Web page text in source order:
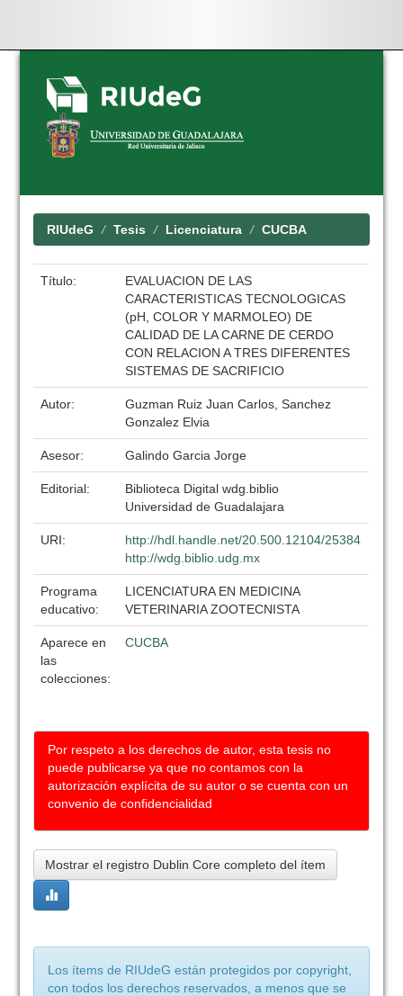
Skip
navigation
RIUdeG Tesis Licenciatura CUCBA
Título:
EVALUACION DE LAS
CARACTERISTICAS TECNOLOGICAS
(pH, COLOR Y MARMOLEO) DE
CALIDAD DE LA CARNE DE CERDO
CON RELACION A TRES DIFERENTES
SISTEMAS DE SACRIFICIO
Autor:
Guzman Ruiz Juan Carlos, Sanchez
Gonzalez Elvia
Asesor: Galindo Garcia Jorge
Editorial:
Biblioteca Digital wdg.biblio
Universidad de Guadalajara
URI:
http://hdl.handle.net/20.500.12104/25384
http://wdg.biblio.udg.mx
Programa
educativo:
LICENCIATURA EN MEDICINA
VETERINARIA ZOOTECNISTA
Aparece en
las
colecciones:
CUCBA
Por respeto a los derechos de autor, esta tesis no
puede publicarse ya que no contamos con la
autorización explícita de su autor o se cuenta con un
convenio de confidencialidad
Mostrar el registro Dublin Core completo del ítem
Los ítems de RIUdeG están protegidos por copyright,
con todos los derechos reservados, a menos que se